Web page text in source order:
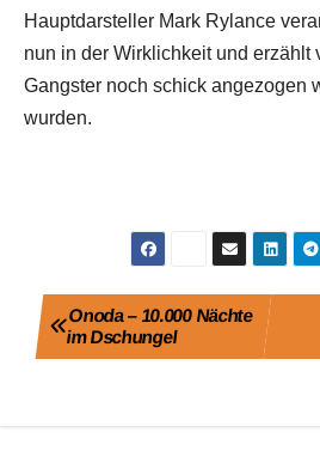
Hauptdarsteller Mark Rylance
nun in der Wirklichkeit und erzählt
Gangster noch schick angezogen
wurden.
Beitragsnavigation
Onoda – 10.000 Nächte
im Dschungel